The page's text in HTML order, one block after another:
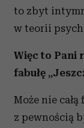
to zbyt
w teorii
Więc to Pani
fabułę
Może nie
z pewnością